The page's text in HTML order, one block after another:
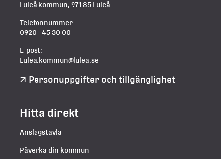
Luleå kommun, 971 85 Luleå
Telefonnummer:
0920 - 45 30 00
E-post:
Lulea.kommun@lulea.se
Personuppgifter och tillgänglighet
Hitta direkt
Anslagstavla
Påverka din kommun